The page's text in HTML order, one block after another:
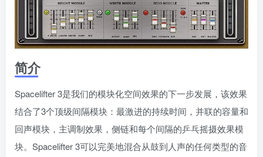
简介
Spacelifter 3是我们的模块化空间效果的下一步发展，该效果
结合了3个顶级间隔模块：最激进的持续时间，并联的容量和
回声模块，主调制效果，侧链和每个间隔的乒乓摇摄效果模
块。Spacelifter 3可以完美地混合从鼓到人声的任何类型的音